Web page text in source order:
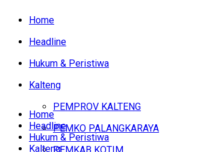
Home
Headline
Hukum & Peristiwa
Kalteng
PEMPROV KALTENG
PEMKO PALANGKARAYA
Home
Headline
Hukum & Peristiwa
Kalteng